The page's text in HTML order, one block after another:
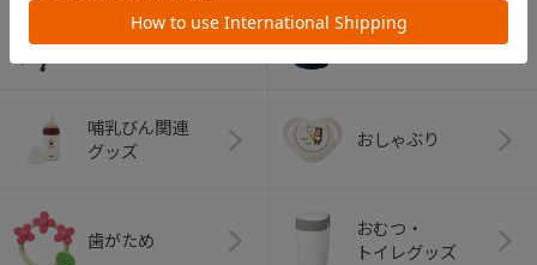
ベビーラック＆
ベビーチェア
抱っこひも
（子守帯）
哺乳びん関連
グッズ
おしゃぶり
歯がため
おむつ・
トイレグッズ